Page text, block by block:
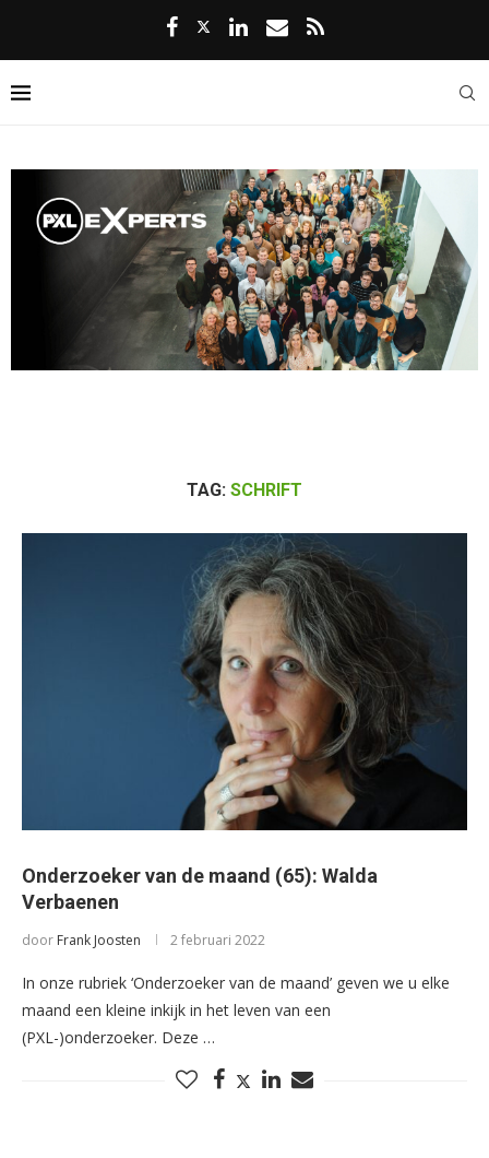
TAG: SCHRIFT
Onderzoeker van de maand (65): Walda
Verbaenen
door Frank Joosten 2 februari 2022
In onze rubriek ‘Onderzoeker van de maand’ geven we u elke
maand een kleine inkijk in het leven van een
(PXL-)onderzoeker. Deze …